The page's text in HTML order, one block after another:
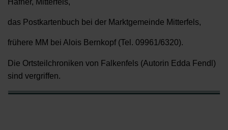
das Postkartenbuch bei der Marktgemeinde Mitterfels,
frühere MM bei Alois Bernkopf (Tel. 09961/6320).
Die Ortsteilchroniken von Falkenfels (Autorin Edda Fendl)
sind vergriffen.